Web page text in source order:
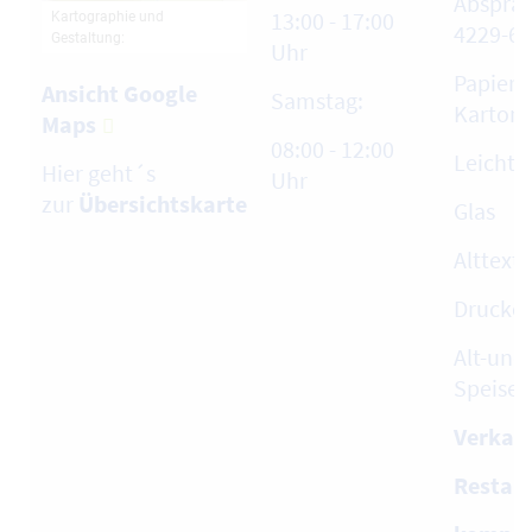
Ansicht Google
Maps
Hier geht´s
zur Übersichtskarte
13:00 - 17:00
Uhr
Samstag:
08:00 - 12:00
Uhr
4229-
Papier,
Glas
Alt-